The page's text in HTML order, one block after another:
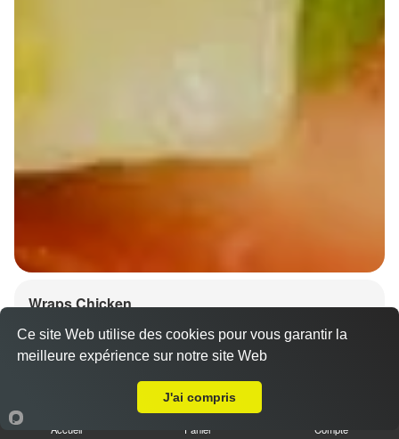
Wraps Chicken
8.50 €
Accueil Panier Compte
Ce site Web utilise des cookies pour vous garantir la
meilleure expérience sur notre site Web
J'ai compris